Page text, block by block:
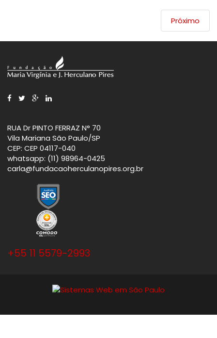
Próximo
RUA Dr PINTO FERRAZ N° 70
Vila Mariana São Paulo/SP
CEP: CEP 04117-040
whatsapp: (11) 98964-0425
carla@fundacaoherculanopires.org.br
+55 11 5579-2993